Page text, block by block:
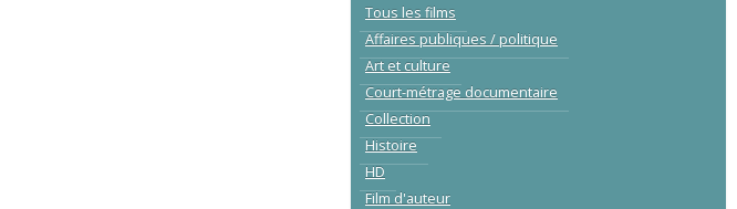
Tous les films
Affaires publiques / politique
Art et culture
Court-métrage documentaire
Collection
Histoire
HD
Film d'auteur